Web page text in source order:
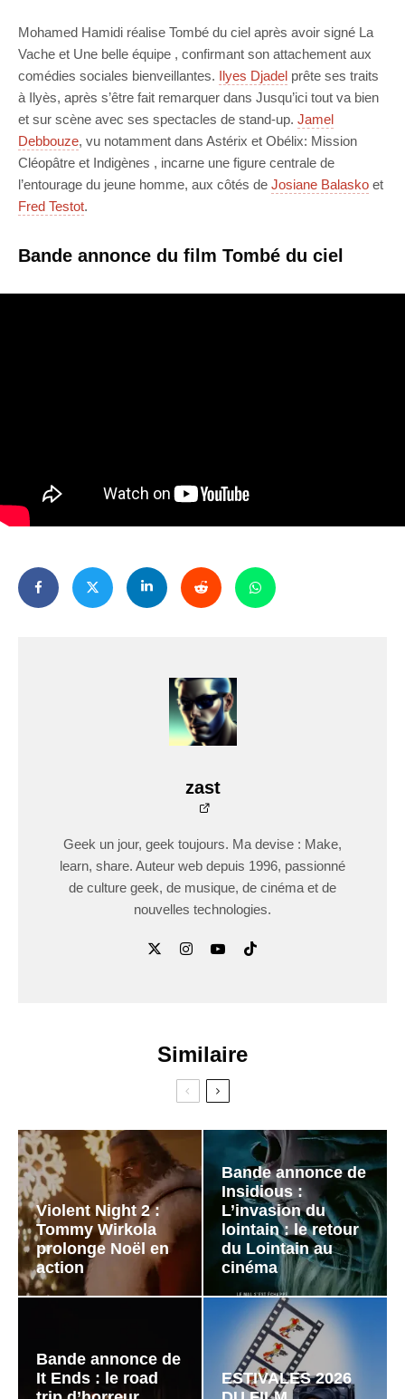
Mohamed Hamidi réalise Tombé du ciel après avoir signé La
Vache et Une belle équipe , confirmant son attachement aux
comédies sociales bienveillantes. Ilyes Djadel prête ses traits
à Ilyès, après s’être fait remarquer dans Jusqu’ici tout va bien
et sur scène avec ses spectacles de stand-up. Jamel
Debbouze, vu notamment dans Astérix et Obélix: Mission
Cléopâtre et Indigènes , incarne une figure centrale de
l’entourage du jeune homme, aux côtés de Josiane Balasko et
Fred Testot.
Bande annonce du film Tombé du ciel
zast
Geek un jour, geek toujours. Ma devise : Make,
learn, share. Auteur web depuis 1996, passionné
de culture geek, de musique, de cinéma et de
nouvelles technologies.
Similaire
Violent Night 2 :
Tommy Wirkola
prolonge Noël en
action
Bande annonce de
Insidious :
L’invasion du
lointain : le retour
du Lointain au
cinéma
Bande annonce de
It Ends : le road
ESTIVALES 2026